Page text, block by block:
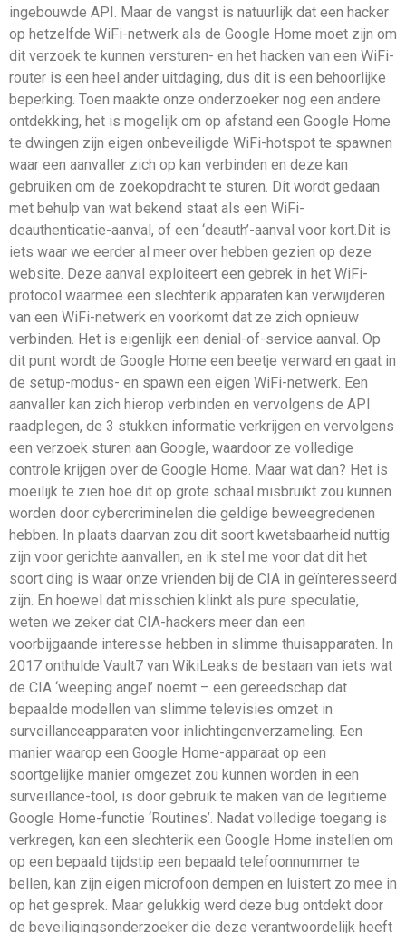
ingebouwde API. Maar de vangst is natuurlijk dat een hacker
op hetzelfde WiFi-netwerk als de Google Home moet zijn om
dit verzoek te kunnen versturen- en het hacken van een WiFi-
router is een heel ander uitdaging, dus dit is een behoorlijke
beperking. Toen maakte onze onderzoeker nog een andere
ontdekking, het is mogelijk om op afstand een Google Home
te dwingen zijn eigen onbeveiligde WiFi-hotspot te spawnen
waar een aanvaller zich op kan verbinden en deze kan
gebruiken om de zoekopdracht te sturen. Dit wordt gedaan
met behulp van wat bekend staat als een WiFi-
deauthenticatie-aanval, of een ‘deauth’-aanval voor kort.Dit is
iets waar we eerder al meer over hebben gezien op deze
website. Deze aanval exploiteert een gebrek in het WiFi-
protocol waarmee een slechterik apparaten kan verwijderen
van een WiFi-netwerk en voorkomt dat ze zich opnieuw
verbinden. Het is eigenlijk een denial-of-service aanval. Op
dit punt wordt de Google Home een beetje verward en gaat in
de setup-modus- en spawn een eigen WiFi-netwerk. Een
aanvaller kan zich hierop verbinden en vervolgens de API
raadplegen, de 3 stukken informatie verkrijgen en vervolgens
een verzoek sturen aan Google, waardoor ze volledige
controle krijgen over de Google Home. Maar wat dan? Het is
moeilijk te zien hoe dit op grote schaal misbruikt zou kunnen
worden door cybercriminelen die geldige beweegredenen
hebben. In plaats daarvan zou dit soort kwetsbaarheid nuttig
zijn voor gerichte aanvallen, en ik stel me voor dat dit het
soort ding is waar onze vrienden bij de CIA in geïnteresseerd
zijn. En hoewel dat misschien klinkt als pure speculatie,
weten we zeker dat CIA-hackers meer dan een
voorbijgaande interesse hebben in slimme thuisapparaten. In
2017 onthulde Vault7 van WikiLeaks de bestaan van iets wat
de CIA ‘weeping angel’ noemt – een gereedschap dat
bepaalde modellen van slimme televisies omzet in
surveillanceapparaten voor inlichtingenverzameling. Een
manier waarop een Google Home-apparaat op een
soortgelijke manier omgezet zou kunnen worden in een
surveillance-tool, is door gebruik te maken van de legitieme
Google Home-functie ‘Routines’. Nadat volledige toegang is
verkregen, kan een slechterik een Google Home instellen om
op een bepaald tijdstip een bepaald telefoonnummer te
bellen, kan zijn eigen microfoon dempen en luistert zo mee in
op het gesprek. Maar gelukkig werd deze bug ontdekt door
de beveiligingsonderzoeker die deze verantwoordelijk heeft